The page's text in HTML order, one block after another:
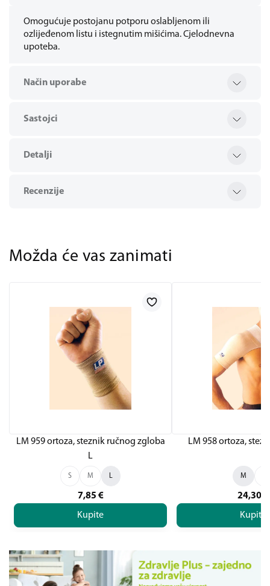
Omogućuje postojanu potporu oslabljenom ili
ozlijeđenom listu i istegnutim mišićima. Cjelodnevna
upoteba.
Način uporabe
Sastojci
Detalji
Recenzije
Možda će vas zanimati
LM 959 ortoza, steznik ručnog zgloba
L
S M L
7,85 €
Kupite
LM 958 ortoza,
M
24,30
Kupite